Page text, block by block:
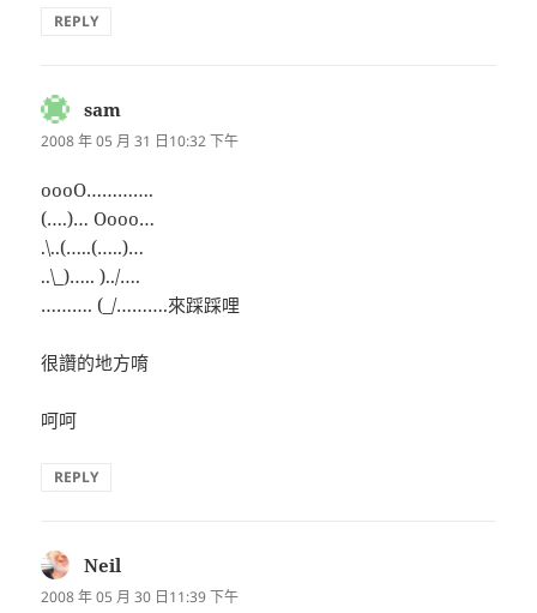
REPLY
sam
示:
2008 年 05 月 31 日10:32 下午
oooO………….
(….)… Oooo…
.\..(…..(…..)…
..\_)….. )../….
………. (_/……….來踩踩哩
很讚的地方唷
呵呵
REPLY
Neil
示:
2008 年 05 月 30 日11:39 下午